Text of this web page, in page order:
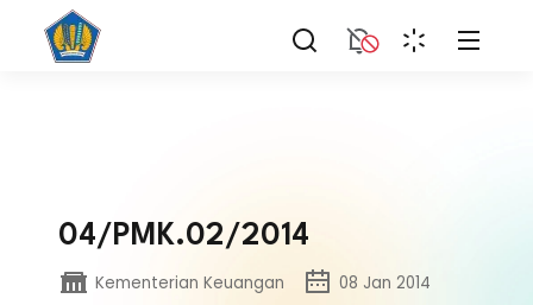
04/PMK.02/2014
Kementerian Keuangan
08 Jan 2014